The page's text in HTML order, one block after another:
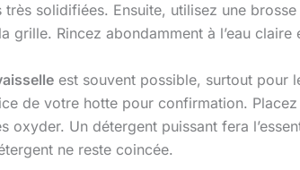
solidifiées. Ensuite, utilisez une
Rincez abondamment à l’eau
est souvent possible, surtout pour
de votre hotte pour confirmation.
Un détergent puissant fera
ne reste coincée.